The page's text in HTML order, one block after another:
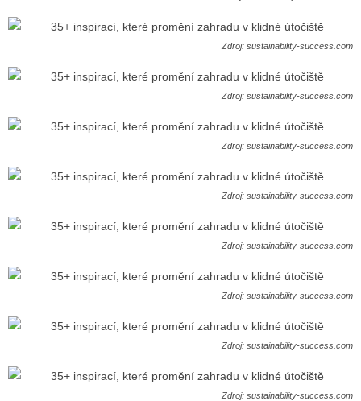
Zdroj: sustainability-success.com
Zdroj: sustainability-success.com
Zdroj: sustainability-success.com
Zdroj: sustainability-success.com
Zdroj: sustainability-success.com
Zdroj: sustainability-success.com
Zdroj: sustainability-success.com
Zdroj: sustainability-success.com